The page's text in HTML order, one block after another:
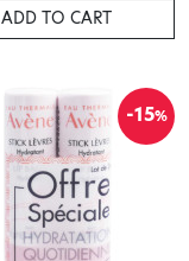
ADD TO CART
-15%